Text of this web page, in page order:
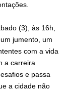
(3), às 16h,
jumento, um
com a vida
a carreira
e passa
a cidade não